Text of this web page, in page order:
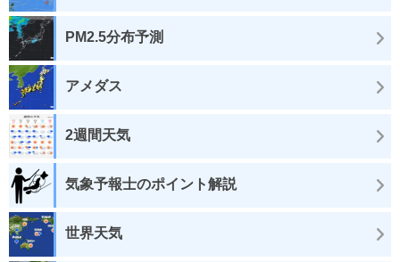
PM2.5分布予測
アメダス
2週間天気
気象予報士のポイント解説
世界天気